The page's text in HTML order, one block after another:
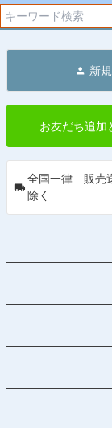
新
お友だち追加
全国一律 販売
除く